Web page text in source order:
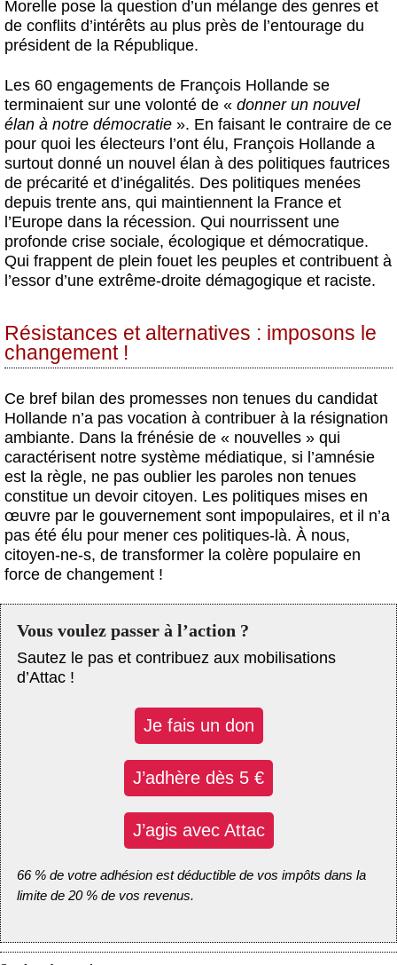
Morelle pose la question d’un mélange des genres et
de conflits d’intérêts au plus près de l’entourage du
président de la République.
Les 60 engagements de François Hollande se
terminaient sur une volonté de « donner un nouvel
élan à notre démocratie ». En faisant le contraire de ce
pour quoi les électeurs l’ont élu, François Hollande a
surtout donné un nouvel élan à des politiques fautrices
de précarité et d’inégalités. Des politiques menées
depuis trente ans, qui maintiennent la France et
l’Europe dans la récession. Qui nourrissent une
profonde crise sociale, écologique et démocratique.
Qui frappent de plein fouet les peuples et contribuent à
l’essor d’une extrême-droite démagogique et raciste.
Résistances et alternatives : imposons le
changement !
Ce bref bilan des promesses non tenues du candidat
Hollande n’a pas vocation à contribuer à la résignation
ambiante. Dans la frénésie de « nouvelles » qui
caractérisent notre système médiatique, si l’amnésie
est la règle, ne pas oublier les paroles non tenues
constitue un devoir citoyen. Les politiques mises en
œuvre par le gouvernement sont impopulaires, et il n’a
pas été élu pour mener ces politiques-là. À nous,
citoyen-ne-s, de transformer la colère populaire en
force de changement !
Vous voulez passer à l’action ?
Sautez le pas et contribuez aux mobilisations
d’Attac !
Je fais un don
J’adhère dès 5 €
J’agis avec Attac
66 % de votre adhésion est déductible de vos impôts dans la
limite de 20 % de vos revenus.